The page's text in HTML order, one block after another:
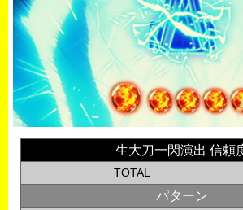
生大刀一閃演出 信頼
TOTAL
パターン